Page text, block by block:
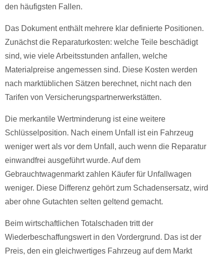
den häufigsten Fallen.
Das Dokument enthält mehrere klar definierte Positionen.
Zunächst die Reparaturkosten: welche Teile beschädigt
sind, wie viele Arbeitsstunden anfallen, welche
Materialpreise angemessen sind. Diese Kosten werden
nach marktüblichen Sätzen berechnet, nicht nach den
Tarifen von Versicherungspartnerwerkstätten.
Die merkantile Wertminderung ist eine weitere
Schlüsselposition. Nach einem Unfall ist ein Fahrzeug
weniger wert als vor dem Unfall, auch wenn die Reparatur
einwandfrei ausgeführt wurde. Auf dem
Gebrauchtwagenmarkt zahlen Käufer für Unfallwagen
weniger. Diese Differenz gehört zum Schadensersatz, wird
aber ohne Gutachten selten geltend gemacht.
Beim wirtschaftlichen Totalschaden tritt der
Wiederbeschaffungswert in den Vordergrund. Das ist der
Preis, den ein gleichwertiges Fahrzeug auf dem Markt